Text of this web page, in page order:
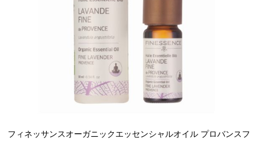
フィネッサンスオーガニックエッセンシャルオイル プロバンスフ